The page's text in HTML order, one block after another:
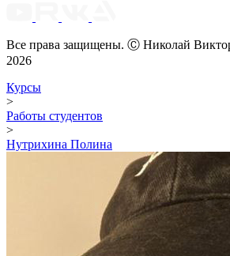
Все права защищены. Ⓒ Николай
2026
Курсы
>
Работы студентов
>
Нутрихина Полина